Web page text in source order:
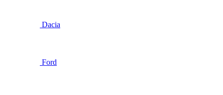
Dacia
Ford